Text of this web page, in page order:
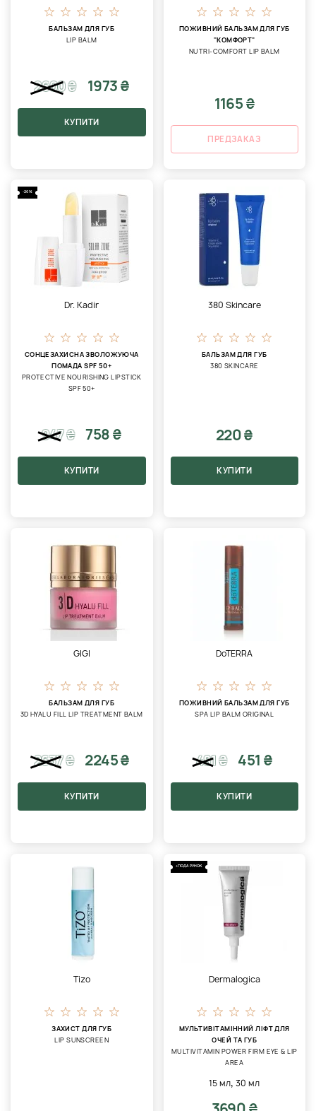
БАЛЬЗАМ ДЛЯ ГУБ
LIP BALM
2600₴ 1973 ₴
КУПИТИ
ПОЖИВНИЙ БАЛЬЗАМ ДЛЯ ГУБ
"КОМФОРТ"
NUTRI-COMFORT LIP BALM
1165 ₴
ПРЕДЗАКАЗ
-20%
Dr. Kadir
СОНЦЕЗАХИСНА ЗВОЛОЖУЮЧА
ПОМАДА SPF 50+
PROTECTIVE NOURISHING LIPSTICK
SPF 50+
947₴ 758 ₴
КУПИТИ
380 Skincare
БАЛЬЗАМ ДЛЯ ГУБ
380 SKINCARE
220 ₴
КУПИТИ
GIGI
БАЛЬЗАМ ДЛЯ ГУБ
3D HYALU FILL LIP TREATMENT BALM
2637₴ 2245 ₴
КУПИТИ
DoTERRA
ПОЖИВНИЙ БАЛЬЗАМ ДЛЯ ГУБ
SPA LIP BALM ORIGINAL
481₴ 451 ₴
КУПИТИ
Tizo
ЗАХИСТ ДЛЯ ГУБ
LIP SUNSCREEN
+ПОДАРУНОК
Dermalogica
МУЛЬТИВІТАМІННИЙ ЛІФТ ДЛЯ
ОЧЕЙ ТА ГУБ
MULTIVITAMIN POWER FIRM EYE & LIP
AREA
15 мл,30 мл